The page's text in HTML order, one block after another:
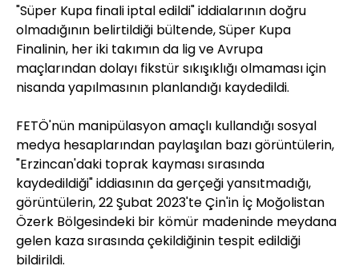
"Süper Kupa finali iptal edildi" iddialarının doğru
olmadığının belirtildiği bültende, Süper Kupa
Finalinin, her iki takımın da lig ve Avrupa
maçlarından dolayı fikstür sıkışıklığı olmaması için
nisanda yapılmasının planlandığı kaydedildi.
FETÖ'nün manipülasyon amaçlı kullandığı sosyal
medya hesaplarından paylaşılan bazı görüntülerin,
"Erzincan'daki toprak kayması sırasında
kaydedildiği" iddiasının da gerçeği yansıtmadığı,
görüntülerin, 22 Şubat 2023'te Çin'in İç Moğolistan
Özerk Bölgesindeki bir kömür madeninde meydana
gelen kaza sırasında çekildiğinin tespit edildiği
bildirildi.